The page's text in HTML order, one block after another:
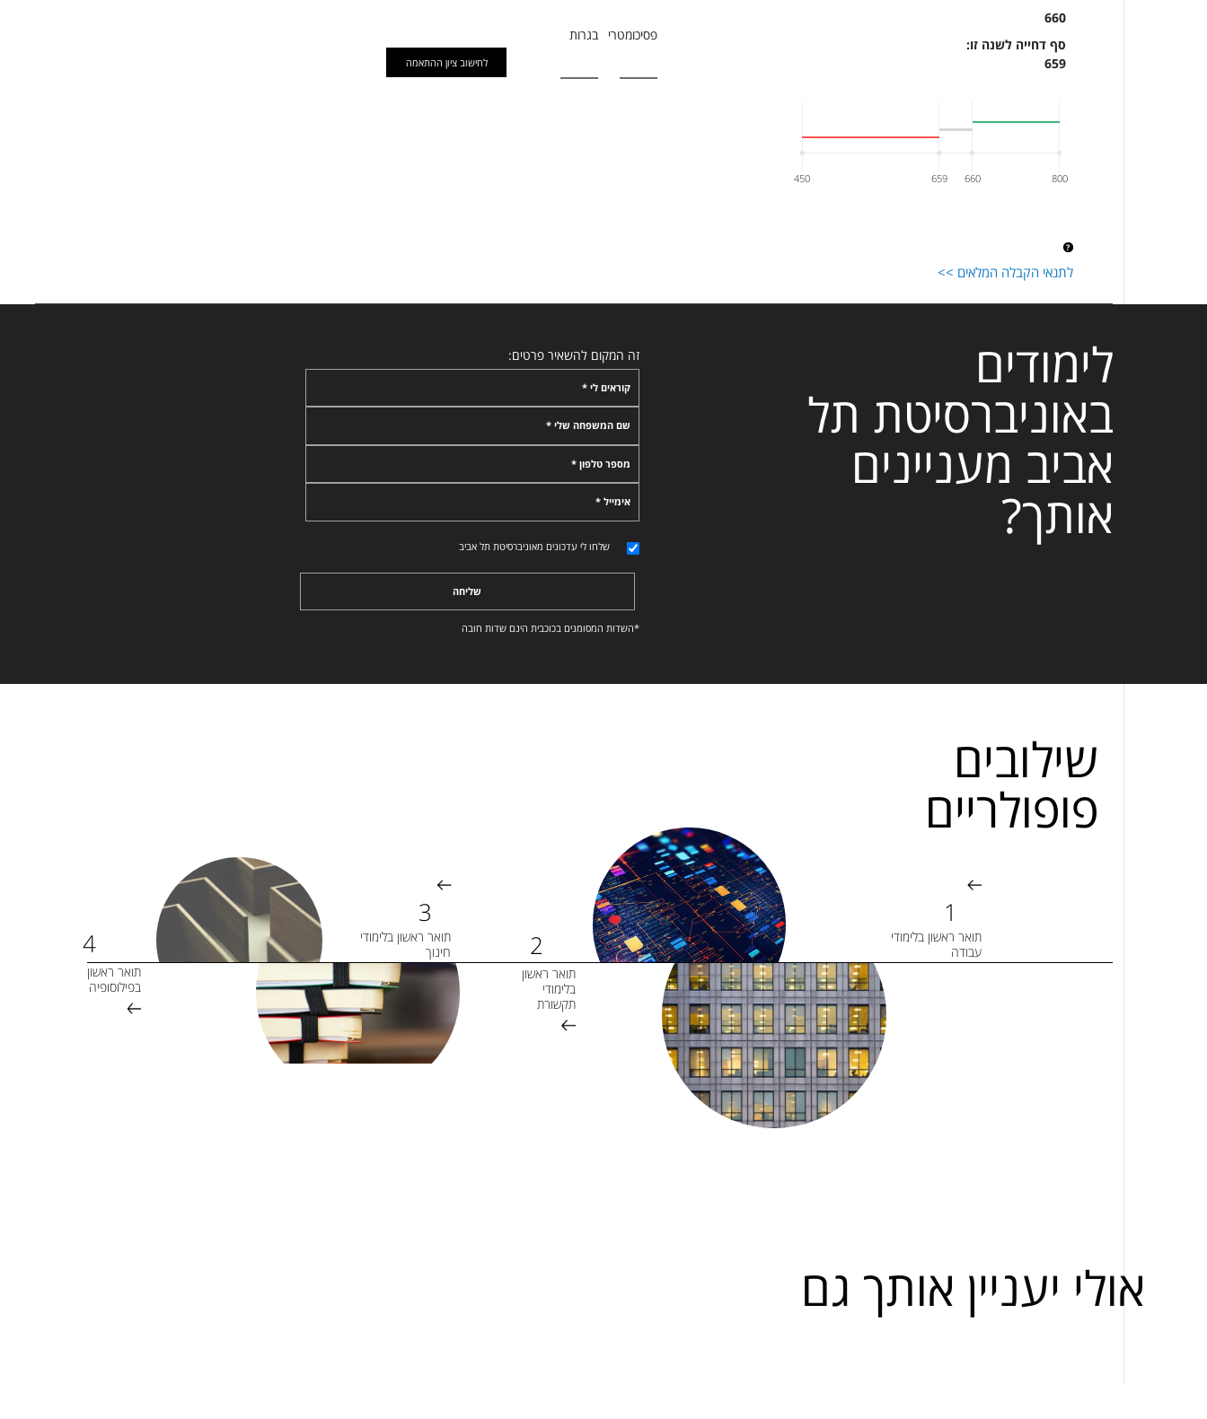
660
סף דחייה לשנה זו:
659
450 659 660 800
לתנאי הקבלה המלאים >>
פסיכומטרי בגרות
לחישוב ציון ההתאמה
לימודים
באוניברסיטת תל
אביב מעניינים
אותך?
זה המקום להשאיר פרטים:
קוראים לי *
שם המשפחה שלי *
מספר טלפון *
אימייל *
שלחו לי עדכונים מאוניברסיטת תל אביב
שליחה
*השדות המסומנים בכוכבית הינם שדות חובה
שילובים
פופולריים
תואר ראשון
בלימודי
תקשורת
תואר ראשון
בפילוסופיה
תואר ראשון בלימודי
עבודה
תואר ראשון בלימודי
חינוך
אולי יעניין אותך גם